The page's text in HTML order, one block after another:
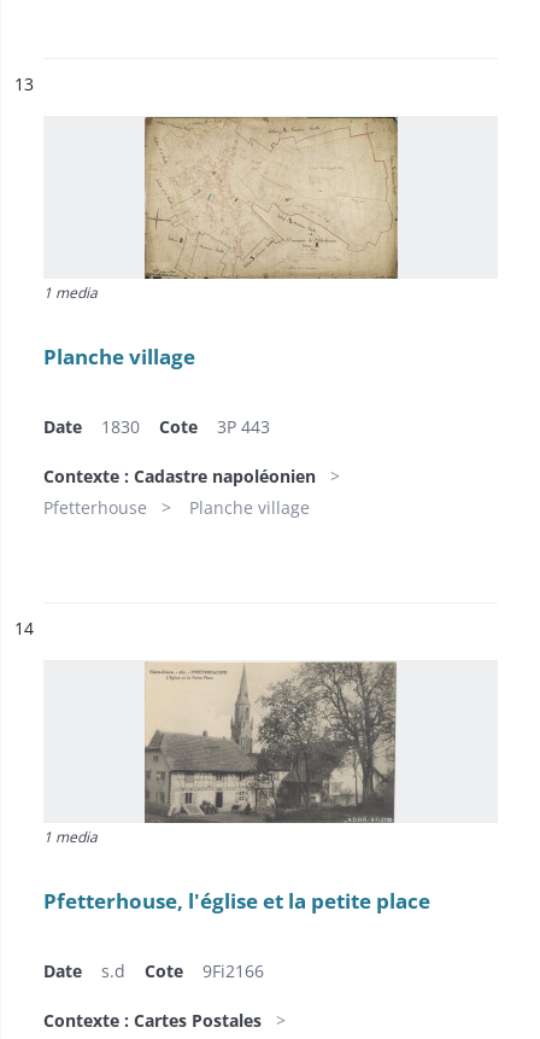
n°
13
1 media
Planche village
Date 1830 Cote 3P 443
Contexte : Cadastre napoléonien
Pfetterhouse
Planche village
n°
14
1 media
Pfetterhouse, l'église et la petite place
Date s.d Cote 9Fi2166
Contexte : Cartes Postales